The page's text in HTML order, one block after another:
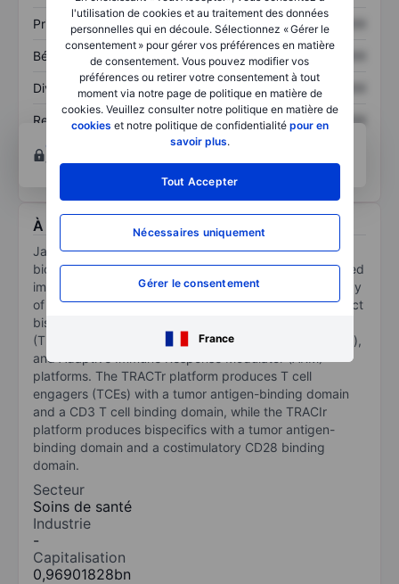
l'utilisation de cookies et au traitement des données
personnelles qui en découle. Sélectionnez « Gérer le
consentement » pour gérer vos préférences en matière
de consentement. Vous pouvez modifier vos
préférences ou retirer votre consentement à tout
moment via notre page de politique en matière de
cookies. Veuillez consulter notre politique en matière de
cookies et notre politique de confidentialité pour en
savoir plus.
Tout Accepter
Nécessaires uniquement
Gérer le consentement
France
Prix / ventes XXXXXXX XXXXXXX
Bénéfice par action XXXXXXX
Dividende par action XXXXXXX XXXXXXX
Rendement des
XXXXXXX
XXXXXXX
Ouvrir un compte
pour accéder à d’autres outils
techniques et d’analyses.
À propos Janux Therapeutics Inc
Janux Therapeutics Inc is a clinical-stage
biopharmaceutical company developing tumor-activated
immunotherapies for cancer. The proprietary technology
of the company has enabled the development of distinct
bispecific platforms: Tumor Activated T Cell Engagers
(TRACTr), Tumor Activated Immunomodulators (TRACIr),
and Adaptive Immune Response Modulator (ARM)
platforms. The TRACTr platform produces T cell
engagers (TCEs) with a tumor antigen-binding domain
and a CD3 T cell binding domain, while the TRACIr
platform produces bispecifics with a tumor antigen-
binding domain and a costimulatory CD28 binding
domain.
Secteur
Soins de santé
Industrie
-
Capitalisation
0,96901828bn